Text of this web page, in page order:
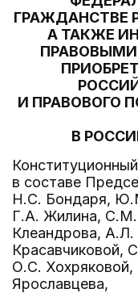
ГРАЖДАНСТВЕ
А ТАКЖЕ
И ПРАВОВОГО
В
в составе
Н.С. Бондаря,
Г.А. Жилина,
Клеандрова,
Красавчиковой,
О.С.
Ярославцева,